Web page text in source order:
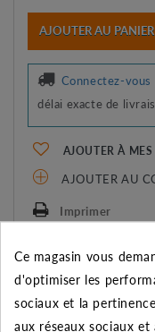
AJOUTER AU PANIER
Connectez-vous
délai exacte de
AJOUTER À MES
AJOUTER AU
Imprimer
REMISE SUR LA
Appliquée dans le
Ce magasin vous
d'optimiser les
sociaux et la
aux réseaux sociaux